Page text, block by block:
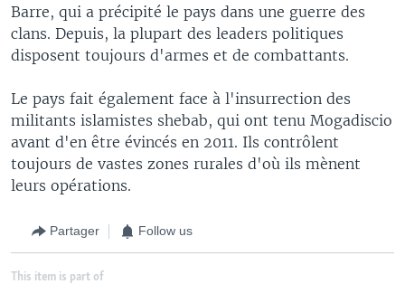
Barre, qui a précipité le pays dans une guerre des
clans. Depuis, la plupart des leaders politiques
disposent toujours d'armes et de combattants.
Le pays fait également face à l'insurrection des
militants islamistes shebab, qui ont tenu Mogadiscio
avant d'en être évincés en 2011. Ils contrôlent
toujours de vastes zones rurales d'où ils mènent
leurs opérations.
Partager Follow us
This item is part of